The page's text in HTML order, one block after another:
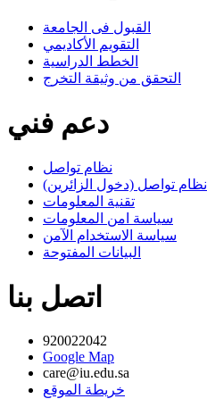
القبول فى الجامعة
التقويم الأكاديمي
الخطط الدراسية
التحقق من وثيقة التخرج
دعم فني
نظام تواصل
نظام تواصل (دخول الزائرين)
تقنية المعلومات
سياسة امن المعلومات
سياسة الاستخدام الآمن
البيانات المفتوحة
اتصل بنا
920022042
Google Map
care@iu.edu.sa
خريطة الموقع